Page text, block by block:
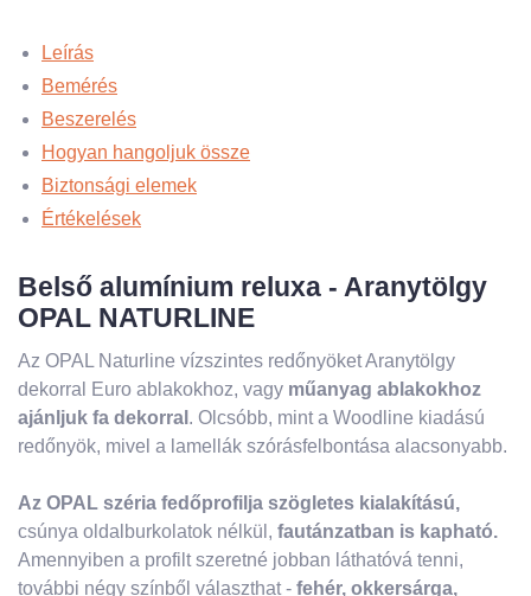
Leírás
Bemérés
Beszerelés
Hogyan hangoljuk össze
Biztonsági elemek
Értékelések
Belső alumínium reluxa - Aranytölgy
OPAL NATURLINE
Az OPAL Naturline vízszintes redőnyöket Aranytölgy
dekorral Euro ablakokhoz, vagy műanyag ablakokhoz
ajánljuk fa dekorral . Olcsóbb, mint a Woodline kiadású
redőnyök, mivel a lamellák szórásfelbontása alacsonyabb.
Az OPAL széria fedőprofilja szögletes kialakítású,
csúnya oldalburkolatok nélkül, fautánzatban is kapható.
Amennyiben a profilt szeretné jobban láthatóvá tenni,
további négy színből választhat - fehér, okkersárga,